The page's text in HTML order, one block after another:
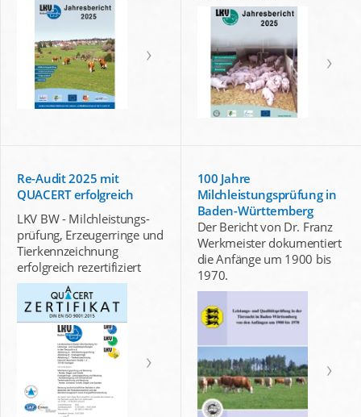
Re-Audit 2025 mit
QUACERT erfolgreich
LKV BW - Milchleistungs-
prüfung, Erzeugerringe und
Tierkennzeichnung
erfolgreich rezertifiziert
100 Jahre
Milchleistungsprüfung in
Baden-Württemberg
Der Bericht von Dr. Franz
Werkmeister dokumentiert
die Anfänge um 1900 bis
1970.